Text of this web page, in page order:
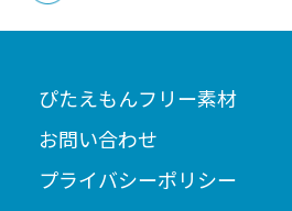
ぴたえもんフリー素材
お問い合わせ
プライバシーポリシー